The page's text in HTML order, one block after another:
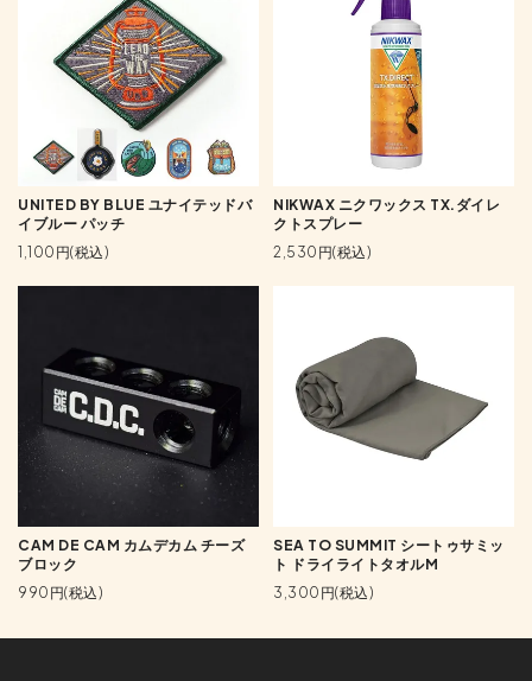
UNITED BY BLUE ユナイテッドバ
イブルー パッチ
1,100円(税込)
NIKWAX ニクワックス TX.ダイレ
クトスプレー
2,530円(税込)
CAM DE CAM カムデカム チーズ
ブロック
990円(税込)
SEA TO SUMMIT シートゥサミッ
ト ドライライトタオルM
3,300円(税込)